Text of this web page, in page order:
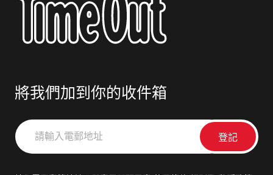
將我們加到你的收件箱
請
輸